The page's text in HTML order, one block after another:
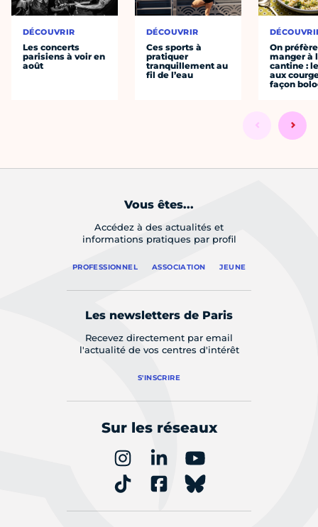
DÉCOUVRIR
Les concerts
parisiens à voir en
août
DÉCOUVRIR
Ces sports à
pratiquer
tranquillement au
fil de l’eau
On préfère
manger à
cantine :
aux
façon
Vous êtes...
Accédez à des actualités et
informations pratiques par profil
PROFESSIONNEL ASSOCIATION JEUNE
Les newsletters de Paris
Recevez directement par email
l'actualité de vos centres d'intérêt
S'INSCRIRE
Sur les réseaux